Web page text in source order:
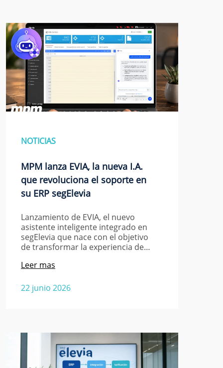
NOTICIAS
MPM lanza EVIA, la nueva I.A.
que revoluciona el soporte en
su ERP segElevia
Lanzamiento de EVIA, el nuevo
asistente inteligente integrado en
segElevia que nace con el objetivo
de transformar la experiencia de…
22 junio 2026
Leer mas